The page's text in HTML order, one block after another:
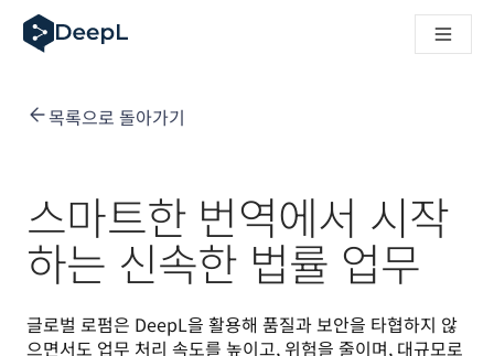
AI 에이전트용 DeepL
DeepL Translation Flow: 주요 사용 사례 및 통합 기능을 위한
Translation Flow를 만나보세요: 번역 워크플로우를 처음부터
고품질 텍스트 번역에서 실시간 음성 플랫폼까지
Building an instantly accessible voice demo with DeepL
목록으로 돌아가기
스마트한 번역에서 시작
하는 신속한 법률 업무
글로벌 로펌은 DeepL을 활용해 품질과 보안을 타협하지 않
으면서도 업무 처리 속도를 높이고, 위험을 줄이며, 대규모로